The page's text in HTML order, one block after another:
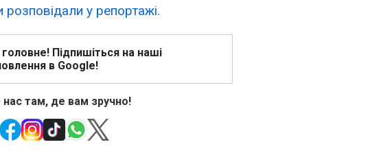
у репортажі.
Підпишіться на наші
в Google!
там, де вам зручно!